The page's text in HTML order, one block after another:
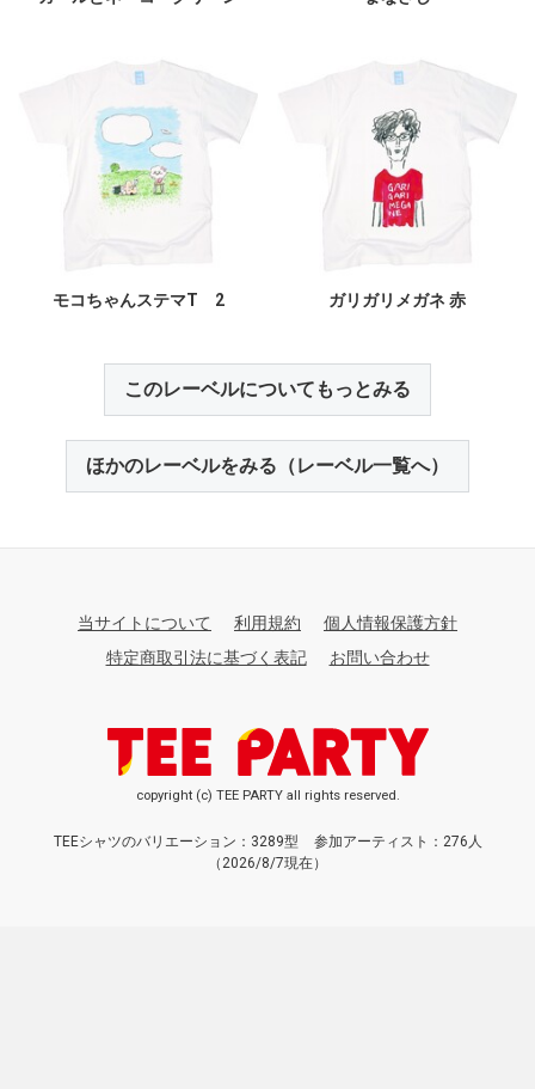
モコちゃんステマT 2 ガリガリメガネ 赤
このレーベルについてもっとみる
ほかのレーベルをみる（レーベル一覧へ）
当サイトについて 利用規約
個人情報保護方針
特定商取引法に基づく表記
お問い合わせ
copyright (c) TEE PARTY all rights reserved.
TEEシャツのバリエーション：3289型
参加アーティスト：276人
（2026/8/7現在）